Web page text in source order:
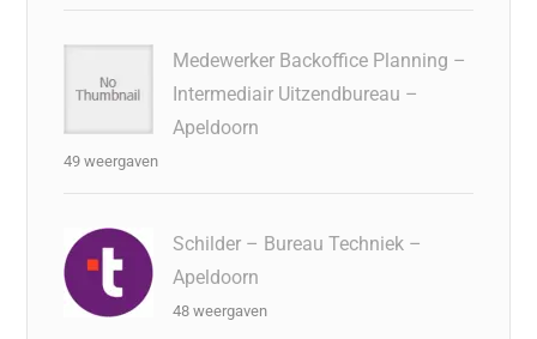
Medewerker Backoffice Planning –
Intermediair Uitzendbureau –
Apeldoorn
49 weergaven
Schilder – Bureau Techniek –
Apeldoorn
48 weergaven